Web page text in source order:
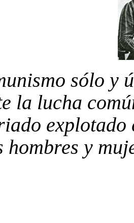
sólo y
la lucha
hombres y